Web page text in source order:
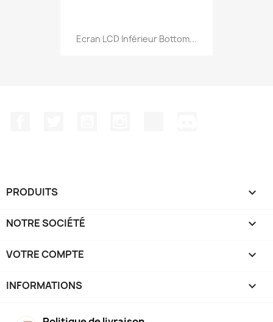
Ecran LCD Inférieur Bottom...
PRODUITS 
NOTRE SOCIÉTÉ 
VOTRE COMPTE 
INFORMATIONS keyboard_arrow_down